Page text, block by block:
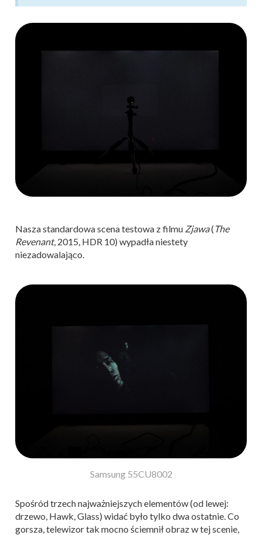
Nasza standardowa scena testowa z filmu Zjawa( The
Revenant, 2015, HDR 10) wypadła niestety
niezadowalająco.
Samsung 55CU8002
Spośród trzech najważniejszych elementów (od lewej:
drzewo, Hawk, Glass) widać było tylko dwa ostatnie. Co
gorsza, telewizor tak mocno ściemnił obraz w tej scenie,